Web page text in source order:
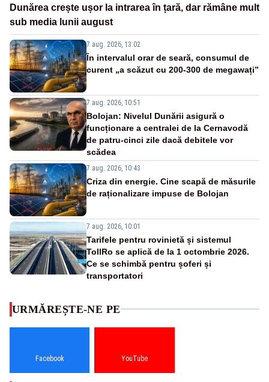
Dunărea crește ușor la intrarea în țară, dar rămâne mult
sub media lunii august
7 aug. 2026, 13:02
În intervalul orar de seară, consumul de
curent „a scăzut cu 200-300 de megawați”
7 aug. 2026, 10:51
Bolojan: Nivelul Dunării asigură o
funcționare a centralei de la Cernavodă
de patru-cinci zile dacă debitele vor
scădea
7 aug. 2026, 10:43
Criza din energie. Cine scapă de măsurile
de raționalizare impuse de Bolojan
7 aug. 2026, 10:01
Tarifele pentru rovinietă și sistemul
TollRo se aplică de la 1 octombrie 2026.
Ce se schimbă pentru șoferi și
transportatori
URMĂREȘTE-NE PE
Facebook YouTube